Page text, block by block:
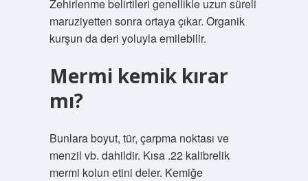
Zehirlenme belirtileri genellikle uzun süreli
maruziyetten sonra ortaya çıkar. Organik
kurşun da deri yoluyla emilebilir.
Mermi kemik kırar
mı?
Bunlara boyut, tür, çarpma noktası ve
menzil vb. dahildir. Kısa .22 kalibrelik
mermi kolun etini deler. Kemiğe